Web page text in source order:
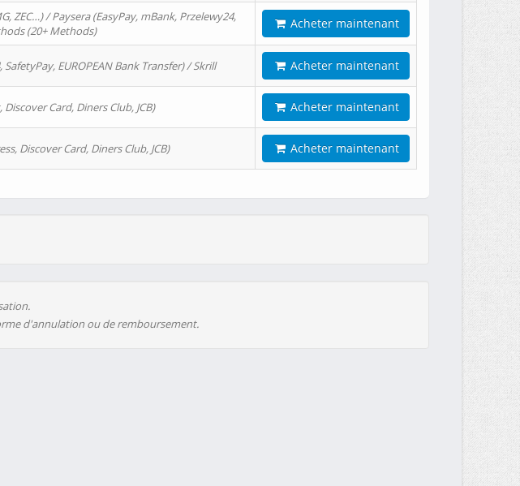
ZEC…) / Paysera (EasyPay, mBank, Przelewy24,
(20+ Methods)
Acheter maintenant
EUROPEAN Bank Transfer) / Skrill Acheter maintenant
Card, Diners Club, JCB) Acheter maintenant
Discover Card, Diners Club, JCB) Acheter maintenant
d'annulation ou de remboursement.